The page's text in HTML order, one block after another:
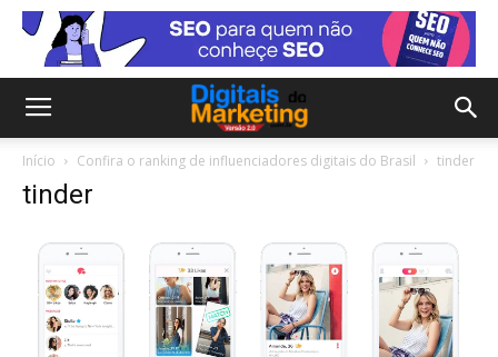
Início Confira o ranking de influenciadores digitais do Brasil tinder
tinder